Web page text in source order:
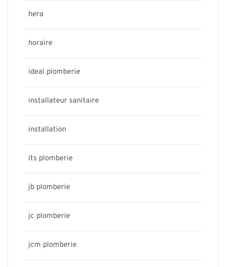
hera
horaire
ideal plomberie
installateur sanitaire
installation
its plomberie
jb plomberie
jc plomberie
jcm plomberie